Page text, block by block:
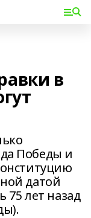
в
Победы и
датой
75 лет назад